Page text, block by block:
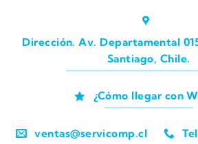
Dirección. Av. Departamental
Santiago, Chile.
¿Cómo llegar con
ventas@servicomp.cl